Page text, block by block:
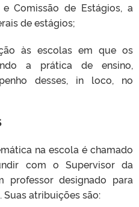
Comissão de Estágios, a
de estágios;
às escolas em que os
a prática de ensino,
desses, in loco, no
na escola é chamado
com o Supervisor da
professor designado para
atribuições são: